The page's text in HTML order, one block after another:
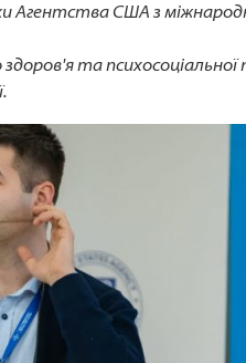
Агентства США з
та